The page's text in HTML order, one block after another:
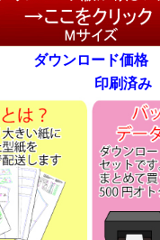
ダウンロード価格
印刷済み